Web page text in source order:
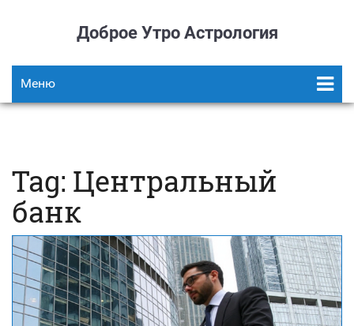
Доброе Утро Астрология
Меню
Tag: Центральный
банк